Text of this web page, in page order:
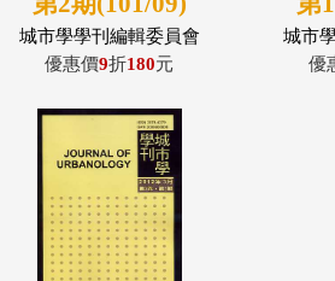
城市學學刊編輯委員會
優惠價9折180元
城市
優